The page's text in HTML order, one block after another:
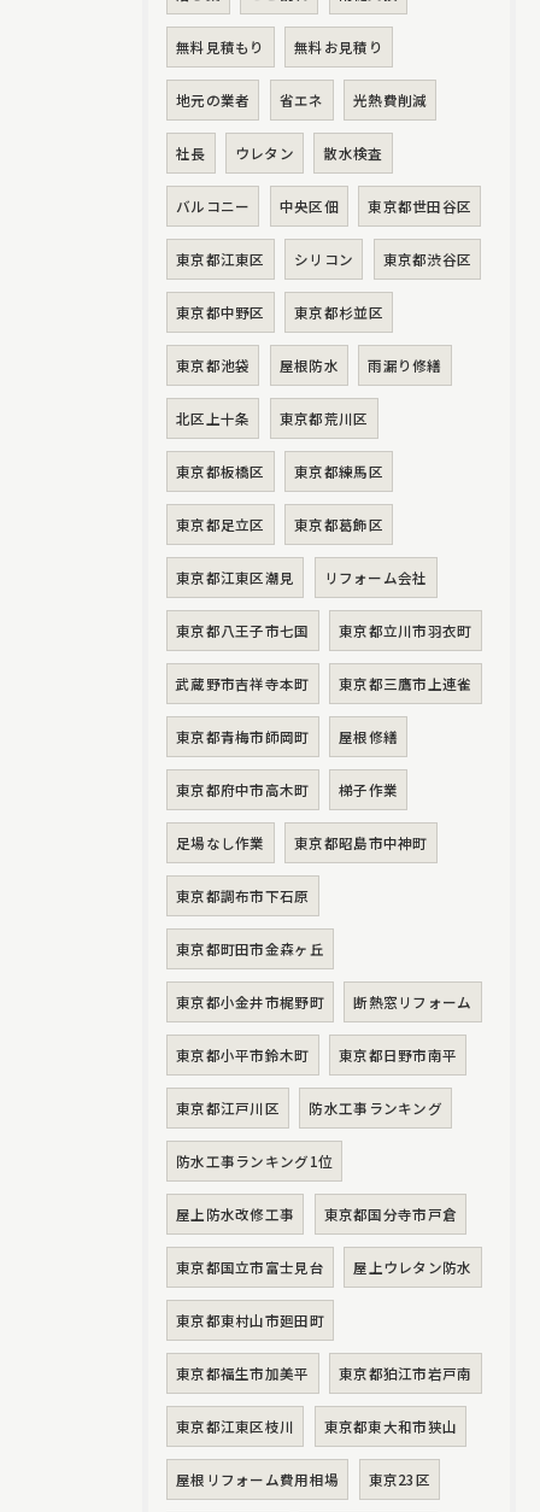
無料見積もり 無料お見積り
地元の業者 省エネ 光熱費削減
社長 ウレタン 散水検査
バルコニー 中央区佃 東京都世田谷区
東京都江東区 シリコン 東京都渋谷区
東京都中野区 東京都杉並区
東京都池袋 屋根防水 雨漏り修繕
北区上十条 東京都荒川区
東京都板橋区 東京都練馬区
東京都足立区 東京都葛飾区
東京都江東区潮見 リフォーム会社
東京都八王子市七国 東京都立川市羽衣町
武蔵野市吉祥寺本町 東京都三鷹市上連雀
東京都青梅市師岡町 屋根修繕
東京都府中市高木町 梯子作業
足場なし作業 東京都昭島市中神町
東京都調布市下石原
東京都町田市金森ヶ丘
東京都小金井市梶野町 断熱窓リフォーム
東京都小平市鈴木町 東京都日野市南平
東京都江戸川区 防水工事ランキング
防水工事ランキング1位
屋上防水改修工事 東京都国分寺市戸倉
東京都国立市富士見台 屋上ウレタン防水
東京都東村山市廻田町
東京都福生市加美平 東京都狛江市岩戸南
東京都江東区枝川 東京都東大和市狭山
屋根リフォーム費用相場 東京23区